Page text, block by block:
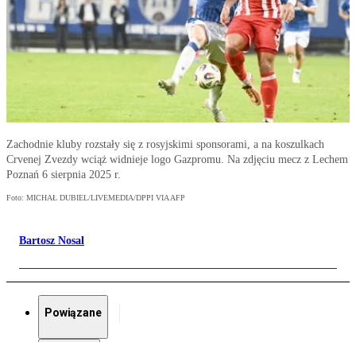
Zachodnie kluby rozstały się z rosyjskimi sponsorami, a na koszulkach
Crvenej Zvezdy wciąż widnieje logo Gazpromu. Na zdjęciu mecz z Lechem
Poznań 6 sierpnia 2025 r.
Foto: MICHAŁ DUBIEL/LIVEMEDIA/DPPI VIA AFP
Bartosz Nosal
Powiązane